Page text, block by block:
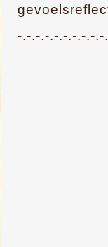
-.-.-.-.-.-.-.-.-